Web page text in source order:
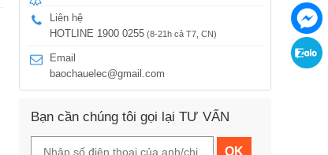
Liên hệ
HOTLINE 1900 0255 (8-21h cả T7, CN)
Email
baochauelec@gmail.com
Bạn cần chúng tôi gọi lại TƯ VẤN
OK